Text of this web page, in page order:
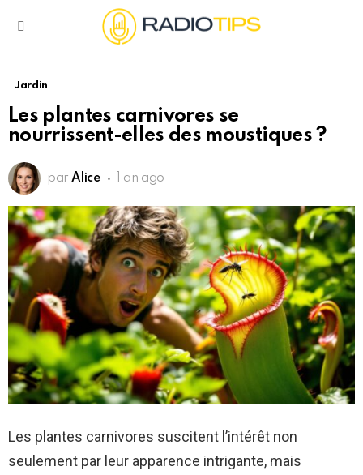
Jardin
Les plantes carnivores se
nourrissent-elles des moustiques ?
par Alice 1 an ago
Les plantes carnivores suscitent l’intérêt non
seulement par leur apparence intrigante, mais